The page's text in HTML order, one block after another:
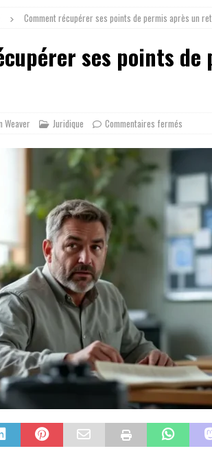
Comment récupérer ses points de permis après un
ses points de
Weaver Juridique Commentaires fermés